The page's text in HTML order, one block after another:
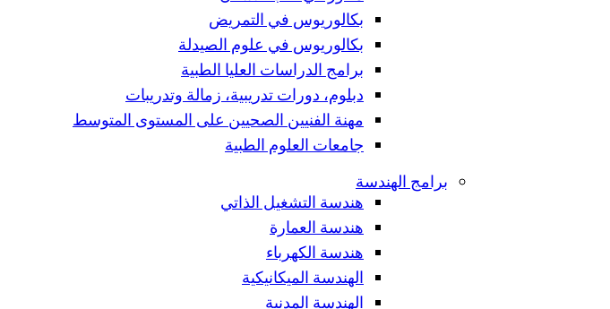
بكالوريوس في التمريض
بكالوريوس في علوم الصيدلة
برامج الدراسات العليا الطبية
دبلوم، دورات تدريبية، زمالة وتدريبات
مهنة الفنيين الصحيين على المستوى المتوسط
جامعات العلوم الطبية
برامج الهندسة
هندسة التشغيل الذاتي
هندسة العمارة
هندسة الكهرباء
الهندسة الميكانيكية
الهندسة المدنية